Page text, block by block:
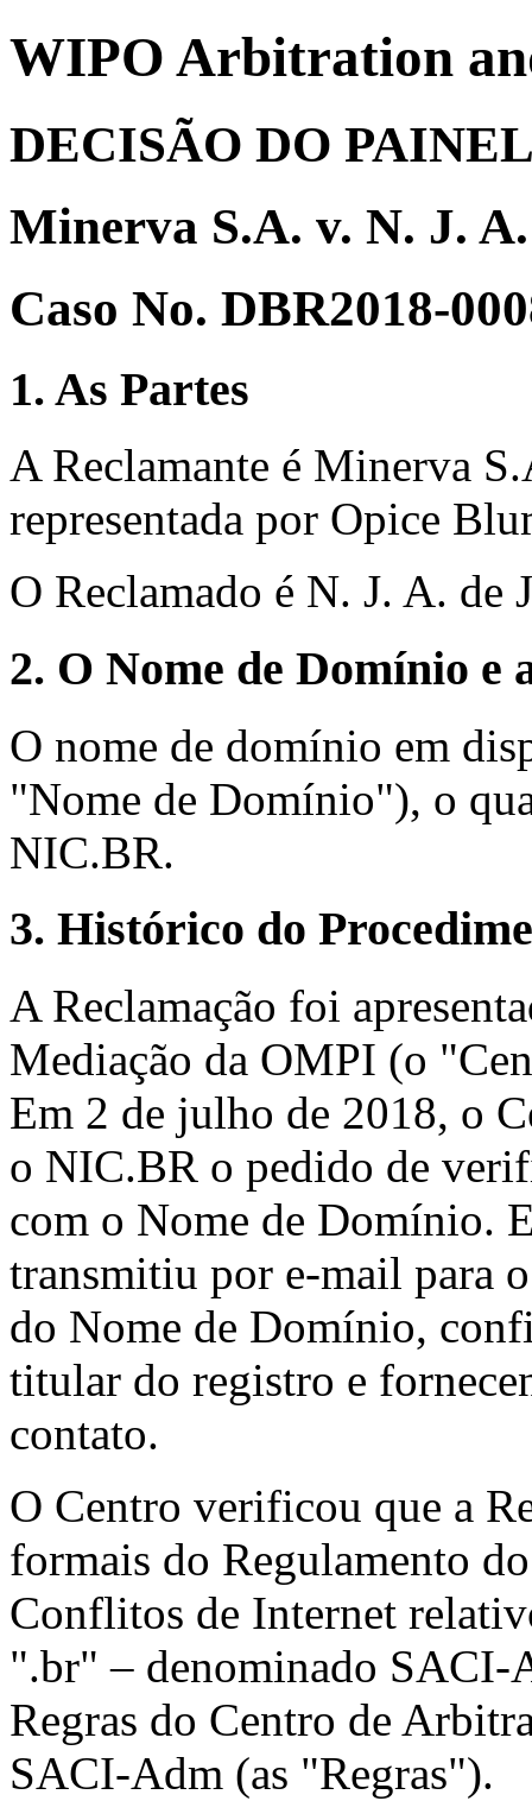
WIPO Arbitration
DECISÃO DO
Minerva S.A. v. N. J. A.
Caso No. DBR2018-
1. As Partes
A Reclamante é Minerva
representada por Opice
O Reclamado é N. J. A. de
2. O Nome de Domínio e
O nome de domínio em
"Nome de Domínio"), o
NIC.BR.
3. Histórico do
A Reclamação foi
Mediação da OMPI (o
Em 2 de julho de 2018, o
o NIC.BR o pedido de
com o Nome de Domínio.
transmitiu por e-mail para
do Nome de Domínio,
titular do registro e
contato.
O Centro verificou que a
formais do Regulamento
Conflitos de Internet
".br" – denominado SACI-
Regras do Centro de
SACI-Adm (as "Regras").